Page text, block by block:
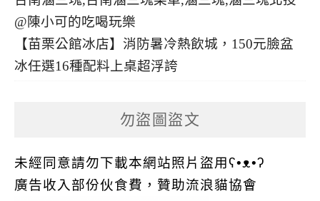
【苗栗公館冰店】消防暑冷熱飲城，150元臉盆
冰任選16種配料上桌超浮誇
勿盜圖盜文
未經同意請勿下載本網站照片盜用ʕ•ᴥ•ʔ
廣告收入部份伙食費，贊助流浪貓協會